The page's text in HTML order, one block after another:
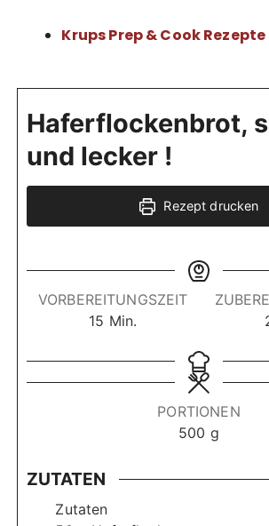
Krups Prep & Cook
Haferflockenbrot,
und lecker !
Rezept drucken
VORBEREITUNGSZEIT
15 M
n
u
Min.
PORTIONEN
500 g
ZUTATEN
Zutaten